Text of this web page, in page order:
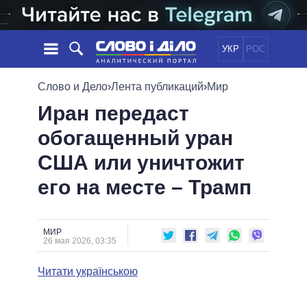
УКР РОС
НОВОСТИ
ЛЕНТА
СОБЫТИЯ
СТАТЬИ
ОБЗОРЫ
ДАЙДЖЕСТЫ
ПОЛИТИКА
ЭКОНОМИКА
ОБЩЕСТВО
ОБЕЩАНИЯ
ПОЛИТИКИ
ПРЕЗИДЕНТ И ОФИС
ВЕРХОВНАЯ РАДА
КАБИНЕТ МИНИСТРОВ
МЭРЫ
ИНФОГРАФИКА
ПОДДЕРЖАТЬ
СРАВНЕНИЕ ПОЛИТИКОВ
Слово и Дело›Лента публикаций›Мир
Иран передаст
обогащенный уран
США или уничтожит
его на месте – Трамп
МИР
26 мая 2026, 03:35
Читати українською